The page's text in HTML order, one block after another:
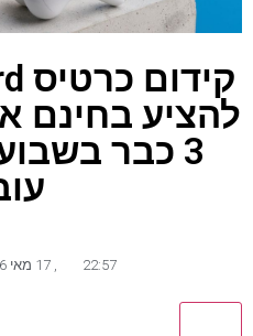
3 כבר
22:57 17 מאי 2026